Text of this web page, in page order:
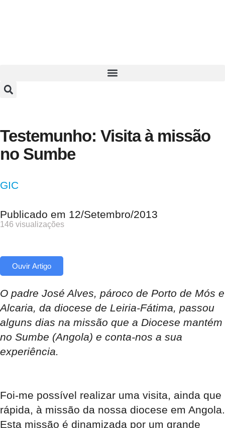
Testemunho: Visita à missão
no Sumbe
GIC
Publicado em 12/Setembro/2013
146 visualizações
Ouvir Artigo
O padre José Alves, pároco de Porto de Mós e
Alcaria, da diocese de Leiria-Fátima, passou
alguns dias na missão que a Diocese mantém
no Sumbe (Angola) e conta-nos a sua
experiência.
Foi-me possível realizar uma visita, ainda que
rápida, à missão da nossa diocese em Angola.
Esta missão é dinamizada por um grande